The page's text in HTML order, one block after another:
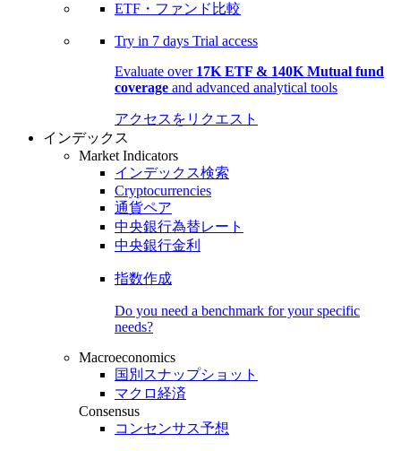
ETF・ファンド比較
Try in 7 days Trial access
Evaluate over 17K ETF & 140K Mutual fund
coverage and advanced analytical tools
アクセスをリクエスト
インデックス
Market Indicators
インデックス検索
Cryptocurrencies
通貨ペア
中央銀行為替レート
中央銀行金利
指数作成
Do you need a benchmark for your specific
needs?
Macroeconomics
国別スナップショット
マクロ経済
Consensus
コンセンサス予想